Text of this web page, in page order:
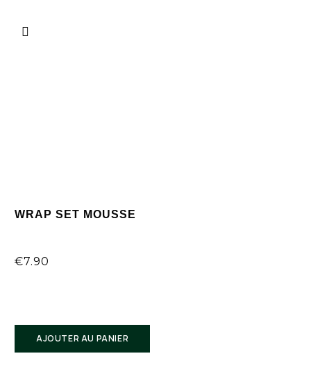
WRAP SET MOUSSE
€7.90
AJOUTER AU PANIER